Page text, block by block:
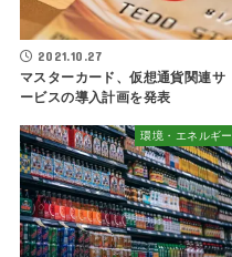
2021.10.27
マスターカード、仮想通貨関連サ
ービスの導入計画を発表
環境・エネルギー